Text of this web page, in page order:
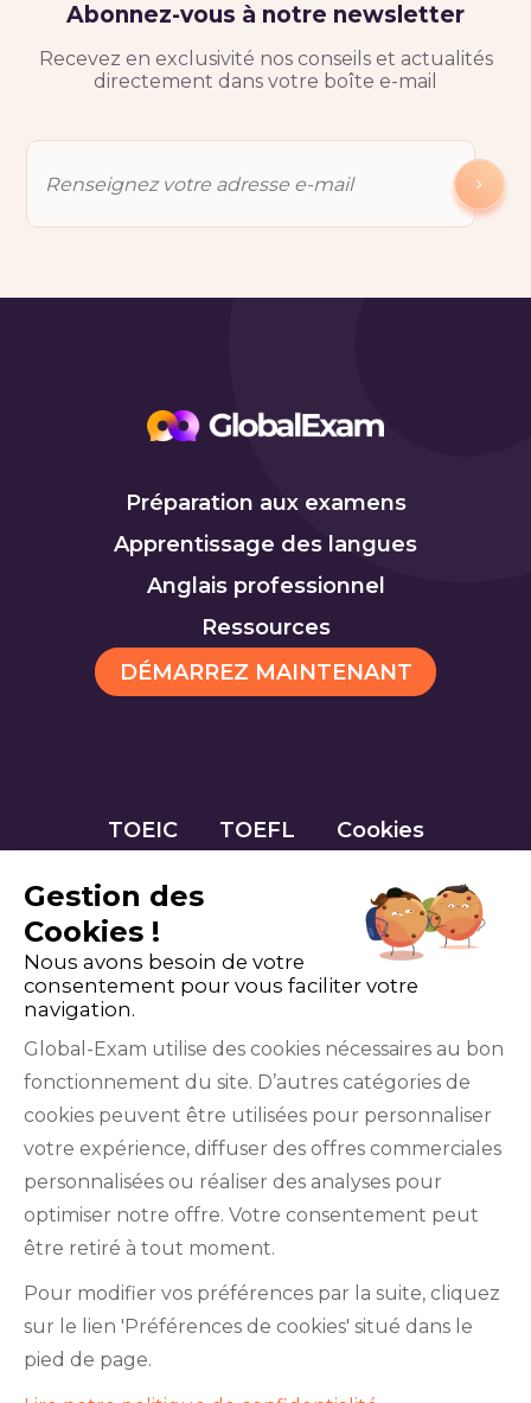
Abonnez-vous à notre newsletter
Recevez en exclusivité nos conseils et actualités
directement dans votre boîte e-mail
Préparation aux examens
Apprentissage des langues
Anglais professionnel
Ressources
DÉMARREZ MAINTENANT
TOEIC TOEFL Cookies
YouTube
institutions qui gèrent les examens officiels du
BRIGHT English, de l’IELTS, du TOEFL ITP®, des
Gestion des
Cookies !
Nous avons besoin de votre
consentement pour vous faciliter votre
navigation.
Global-Exam utilise des cookies nécessaires au bon
fonctionnement du site. D’autres catégories de
cookies peuvent être utilisées pour personnaliser
votre expérience, diffuser des offres commerciales
personnalisées ou réaliser des analyses pour
optimiser notre offre. Votre consentement peut
être retiré à tout moment.
Pour modifier vos préférences par la suite, cliquez
sur le lien 'Préférences de cookies' situé dans le
pied de page.